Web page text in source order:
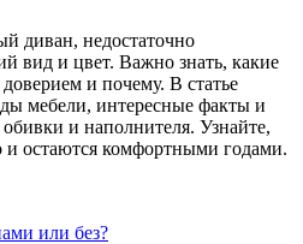
диван, недостаточно
вид и цвет. Важно знать, какие
и почему. В статье
мебели, интересные факты и
и наполнителя. Узнайте,
и остаются комфортными годами.
или без?